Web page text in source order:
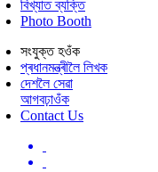
বিখ্যাত ব্যক্তি
Photo Booth
সংযুক্ত হওঁক
প্ৰধানমন্ত্ৰীলৈ লিখক
দেশলৈ সেৱা
আগবঢ়াওঁক
Contact Us